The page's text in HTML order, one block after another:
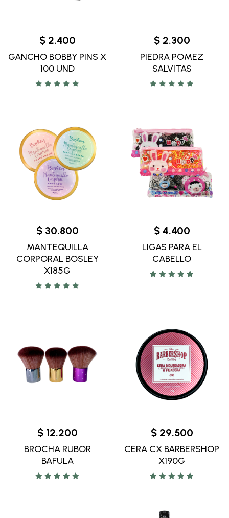
$ 2.400
GANCHO BOBBY PINS X
100 UND
$ 2.300
PIEDRA POMEZ
SALVITAS
$ 30.800
MANTEQUILLA
CORPORAL BOSLEY
X185G
$ 4.400
LIGAS PARA EL
CABELLO
$ 12.200
BROCHA RUBOR
BAFULA
$ 29.500
CERA CX BARBERSHOP
X190G